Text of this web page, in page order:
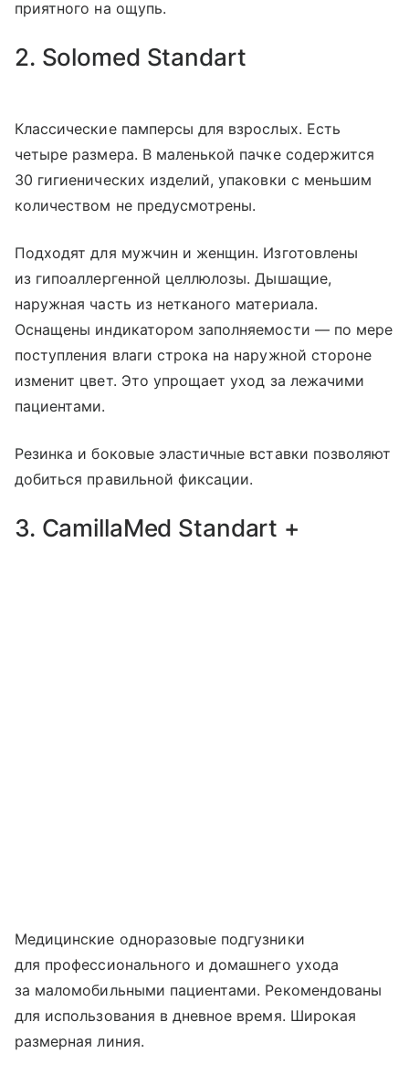
приятного на ощупь.
2. Solomed Standart
Классические памперсы для взрослых. Есть
четыре размера. В маленькой пачке содержится
30 гигиенических изделий, упаковки с меньшим
количеством не предусмотрены.
Подходят для мужчин и женщин. Изготовлены
из гипоаллергенной целлюлозы. Дышащие,
наружная часть из нетканого материала.
Оснащены индикатором заполняемости — по мере
поступления влаги строка на наружной стороне
изменит цвет. Это упрощает уход за лежачими
пациентами.
Резинка и боковые эластичные вставки позволяют
добиться правильной фиксации.
3. CamillaMed Standart +
Медицинские одноразовые подгузники
для профессионального и домашнего ухода
за маломобильными пациентами. Рекомендованы
для использования в дневное время. Широкая
размерная линия.